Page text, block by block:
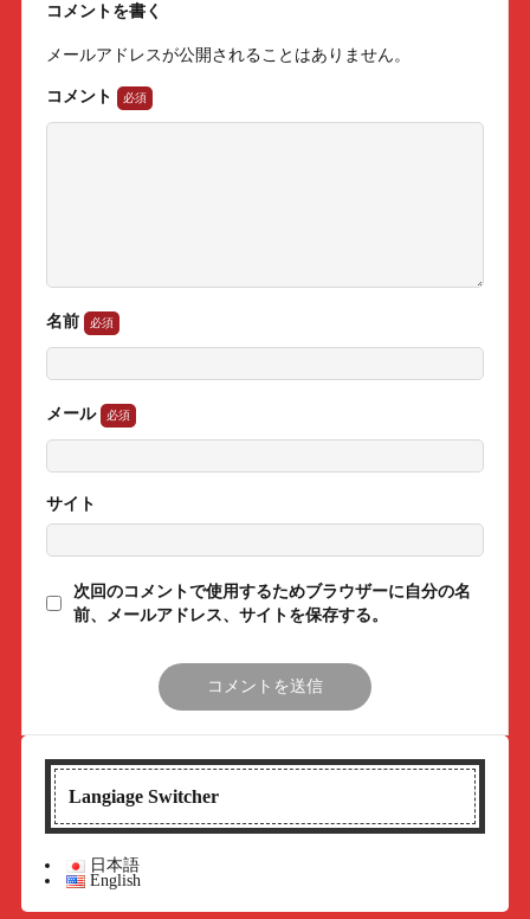
コメントを書く
メールアドレスが公開されることはありません。
コメント
名前
メール
サイト
次回のコメントで使用するためブラウザーに自分の名
前、メールアドレス、サイトを保存する。
Langiage Switcher
日本語
English